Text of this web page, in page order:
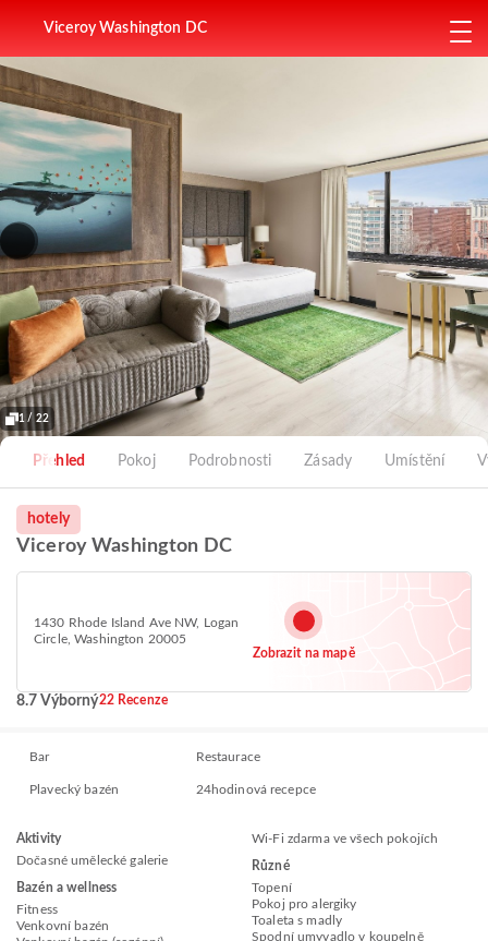
Viceroy Washington DC
1 / 22
Přehled Pokoj Podrobnosti Zásady Umístění
hotely
Viceroy Washington DC
1430 Rhode Island Ave NW, Logan
Circle, Washington 20005
Zobrazit na mapě
8.7 Výborný22 Recenze
Bar Restaurace
Plavecký bazén 24hodinová recepce
Aktivity
Dočasné umělecké galerie
Bazén a wellness
Fitness
Venkovní bazén
Wi-Fi zdarma ve všech pokojích
Různé
Topení
Pokoj pro alergiky
Toaleta s madly
Spodní umyvadlo v koupelně